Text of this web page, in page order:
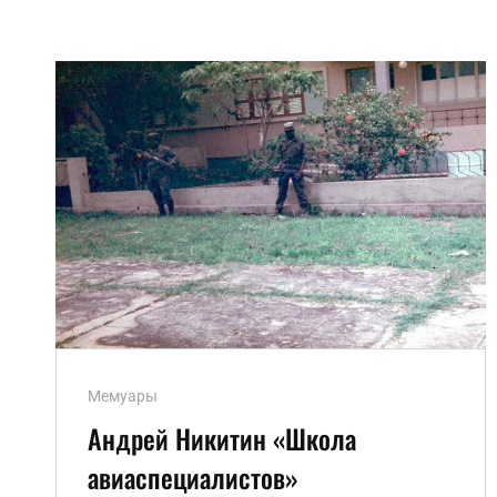
Ссылки
рубрик
Мемуары
Андрей Никитин «Школа
авиаспециалистов»